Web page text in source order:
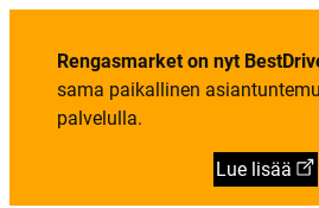
Rengasmarket on nyt
sama paikallinen
palvelulla.
Lue lisää